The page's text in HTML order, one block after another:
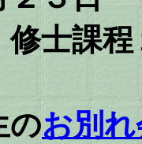
士課
のお別